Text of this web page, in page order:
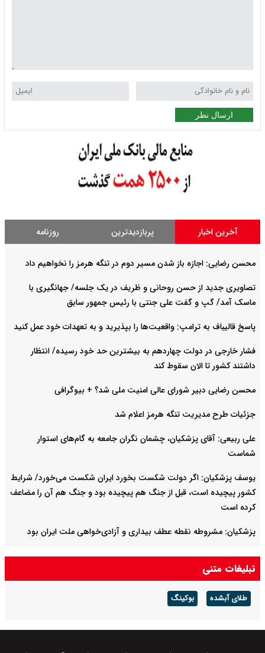
ارسال نظر
آخرین اخبار پربازدیدترین روزنامه
محسن رضایی: اجازه باز شدن مسیر دوم در تنگه هرمز را نخواهیم داد
تصاویری جدید از حسن روحانی و ظریف در یک جلسه/ جهانگیری با
ماسک آمد/ گپ و گفت علی جنتی با رئیس جمهور سابق
پاسخ قالیباف به ترامپ: واقعیت‌ها را بپذیرید و به تعهدات خود عمل کنید
فشار خارجی در دولت چهاردهم به بیشترین حد خود رسیده/ انتظار
داشتند کشور تا الان سقوط کند
محسن رضایی دبیر شورای عالی امنیت ملی شد؟ + بیوگرافی
جزئیات طرح مدیریت تنگه هرمز اعلام شد
علی ربیعی: آقای پزشکیان، چشمان نگران جامعه به گام‌های استوار
شماست
یوسف پزشکیان: اگر دولت شکست بخورد ایران شکست می‌خورد/ شرایط
کشور پیچیده است، قبل از جنگ هم پیچیده بود و جنگ هم آن را مضاعف‌
کرده است
پزشکیان: مشروطه نقطه عطف بیداری و آزادی‌خواهی ملت ایران بود
امیر دریادار منصور فلاحی درگذشت
تبلیغات متنی
طلای آبشده بوکینگ